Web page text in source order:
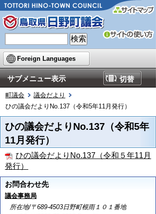
Foreign Languages
サブメニュー表示 切替
町議会
議会だより
ひの議会だよりNo.137（令和5年11月発行）
ひの議会だよりNo.137（令和5年
11月発行）
ひの議会だよりNo.137（令和５年11月
発行）
お問合わせ先
議会事務局
所在地/〒689-4503日野町根雨１０１番地